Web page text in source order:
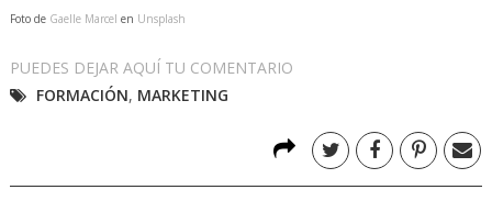
Foto de Gaelle Marcel en Unsplash
PUEDES DEJAR AQUÍ TU COMENTARIO
FORMACIÓN, MARKETING